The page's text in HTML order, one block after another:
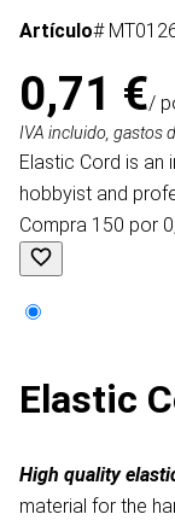
Artículo#
0,71 €/
IVA incluido, gastos
Elastic Cord is an
hobbyist and
Compra 150 por
Elastic
High quality
material for the